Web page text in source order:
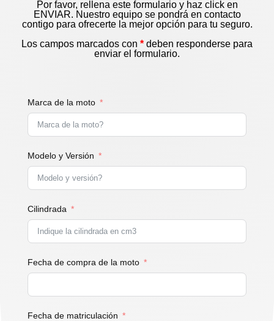
Por favor, rellena este formulario y haz click en
ENVIAR. Nuestro equipo se pondrá en contacto
contigo para ofrecerte la mejor opción para tu seguro.
Los campos marcados con * deben responderse para
enviar el formulario.
Marca de la moto
Modelo y Versión
Cilindrada
Fecha de compra de la moto
Fecha de matriculación